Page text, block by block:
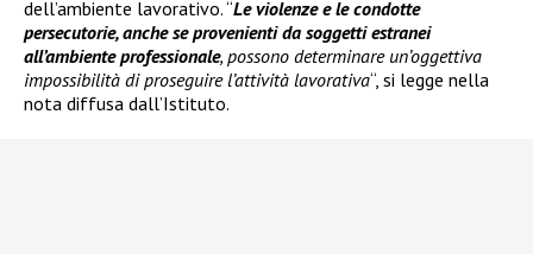
dell’ambiente lavorativo. “Le violenze e le condotte
persecutorie, anche se provenienti da soggetti estranei
all’ambiente professionale, possono determinare un’oggettiva
impossibilità di proseguire l’attività lavorativa“, si legge nella
nota diffusa dall’Istituto.